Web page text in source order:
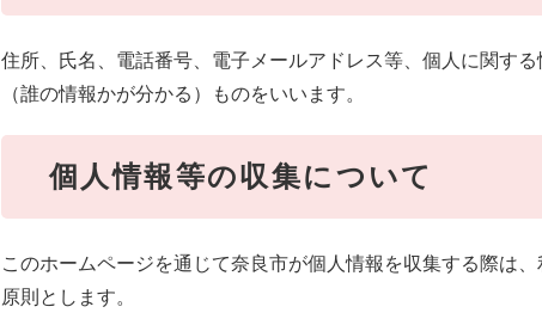
住所、氏名、電話番号、電子メールアドレス等、個人に関す
（誰の情報かが分かる）ものをいいます。
個人情報等の収集について
このホームページを通じて奈良市が個人情報を収集する際は
原則とします。